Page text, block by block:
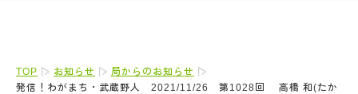
TOP お知らせ
局からのお知らせ
発信！わがまち・武蔵野人 2021/11/26 第1028回 高橋 和(たか